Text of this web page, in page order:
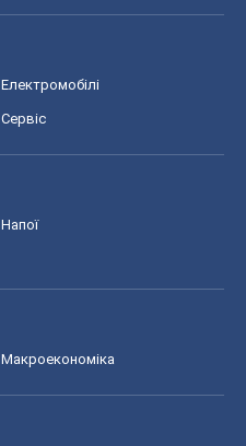
Електромобілі
Сервіс
Напої
Макроекономіка